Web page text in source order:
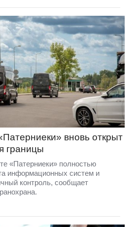
вновь открыт
границы
«Патерниеки» полностью
информационных систем и
контроль, сообщает